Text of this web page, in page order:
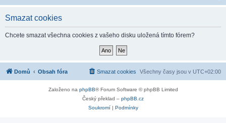
Smazat cookies
Chcete smazat všechna cookies z vašeho disku uložená tímto fórem?
Domů Obsah fóra Všechny časy jsou v UTC+02:00
Smazat cookies
Založeno na phpBB® Forum Software © phpBB Limited
Český překlad – phpBB.cz
Soukromí| Podmínky